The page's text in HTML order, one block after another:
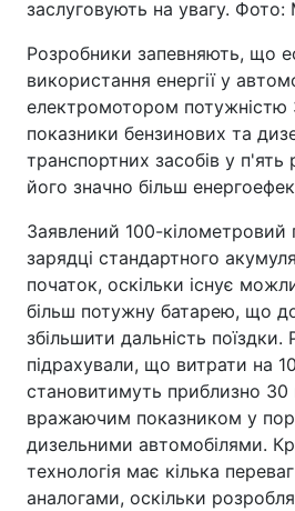
заслуговують на увагу. Фото:
Розробники запевняють, що
використання енергії у
електромотором
показники бензинових та
транспортних засобів у п'ять
його значно більш
Заявлений 100-кілометровий
зарядці стандартного
початок, оскільки існує
більш потужну батарею, що
збільшити дальність поїздки.
підрахували, що витрати на
становитимуть приблизно
вражаючим показником у
дизельними автомобілями.
технологія має кілька
аналогами, оскільки